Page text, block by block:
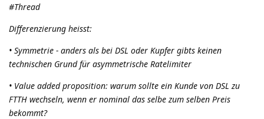
#Thread
Differenzierung heisst:
• Symmetrie - anders als bei DSL oder Kupfer gibts keinen
technischen Grund für asymmetrische Ratelimiter
• Value added proposition: warum sollte ein Kunde von DSL zu
FTTH wechseln, wenn er nominal das selbe zum selben Preis
bekommt?